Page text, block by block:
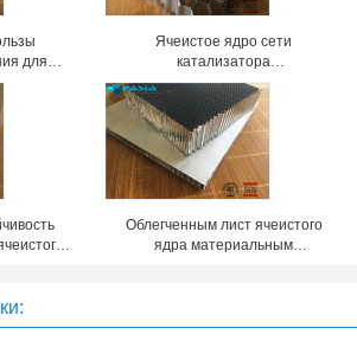
для
фары
Ячеистое ядро сети
катализатора
кондиционирования воздуха
холодное, алюминиевые панели
сота
Облегченным лист ячеистого
ядра материальным